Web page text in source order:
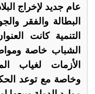
عام جديد لإخراج
البطالة والفقر
التنمية كانت
الشباب خاصة
الأزمات لغياب
وخاصة مع توعد